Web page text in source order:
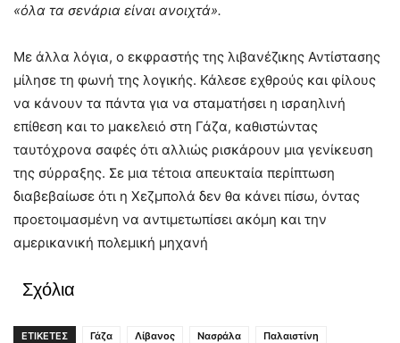
«όλα τα σενάρια είναι ανοιχτά».
Με άλλα λόγια, ο εκφραστής της λιβανέζικης Αντίστασης
μίλησε τη φωνή της λογικής. Κάλεσε εχθρούς και φίλους
να κάνουν τα πάντα για να σταματήσει η ισραηλινή
επίθεση και το μακελειό στη Γάζα, καθιστώντας
ταυτόχρονα σαφές ότι αλλιώς ρισκάρουν μια γενίκευση
της σύρραξης. Σε μια τέτοια απευκταία περίπτωση
διαβεβαίωσε ότι η Χεζμπολά δεν θα κάνει πίσω, όντας
προετοιμασμένη να αντιμετωπίσει ακόμη και την
αμερικανική πολεμική μηχανή
Σχόλια
ΕΤΙΚΕΤΕΣ Γάζα Λίβανος Νασράλα
Παλαιστίνη